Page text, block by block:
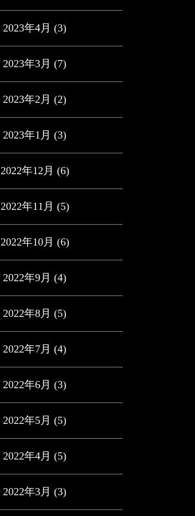
2023年4月 (3)
2023年3月 (7)
2023年2月 (2)
2023年1月 (3)
2022年12月 (6)
2022年11月 (5)
2022年10月 (6)
2022年9月 (4)
2022年8月 (5)
2022年7月 (4)
2022年6月 (3)
2022年5月 (5)
2022年4月 (5)
2022年3月 (3)